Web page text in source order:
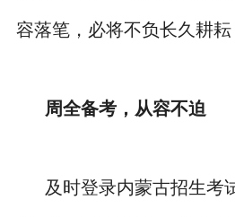
容落笔，必将不负长久耕耘
周全备考，从容不迫
及时登录内蒙古招生考